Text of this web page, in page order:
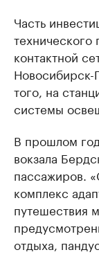
Часть
контактной
того, на
системы
В прошлом
вокзала
пассажиров.
комплекс
путешествия
отдыха,